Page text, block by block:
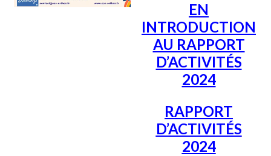
EN
INTRODUCTION
AU RAPPORT
D’ACTIVITÉS
2024
RAPPORT
D’ACTIVITÉS
2024